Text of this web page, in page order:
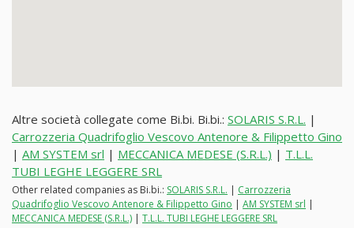
Altre società collegate come Bi.bi. Bi.bi.: SOLARIS S.R.L. |
Carrozzeria Quadrifoglio Vescovo Antenore & Filippetto Gino
| AM SYSTEM srl | MECCANICA MEDESE (S.R.L.) | T.L.L.
TUBI LEGHE LEGGERE SRL
Other related companies as Bi.bi.: SOLARIS S.R.L. | Carrozzeria
Quadrifoglio Vescovo Antenore & Filippetto Gino | AM SYSTEM srl |
MECCANICA MEDESE (S.R.L.) | T.L.L. TUBI LEGHE LEGGERE SRL